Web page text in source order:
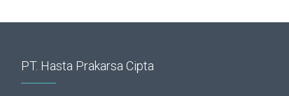
PT. Hasta Prakarsa Cipta